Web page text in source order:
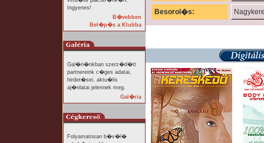
Ingyenes!
B�vebben
Bel�p�s a Klubba
Gal�ri�nkban szerz�d�tt
partnereink c�ges adatai,
hirdet�sei, aktu�lis
aj�nlatai jelennek meg.
Gal�ria
Folyamatosan b�v�l�
Besorol�s: